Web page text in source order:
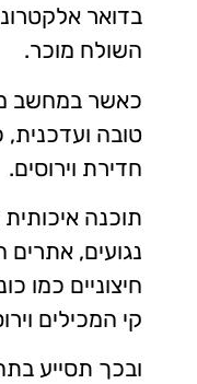
בדואר
השולח מוכר.
כאשר במחשב
חדירת וירוסים.
תוכנה
נגועים,
חיצוניים כמו
קי המכילים
ובכך תסייע